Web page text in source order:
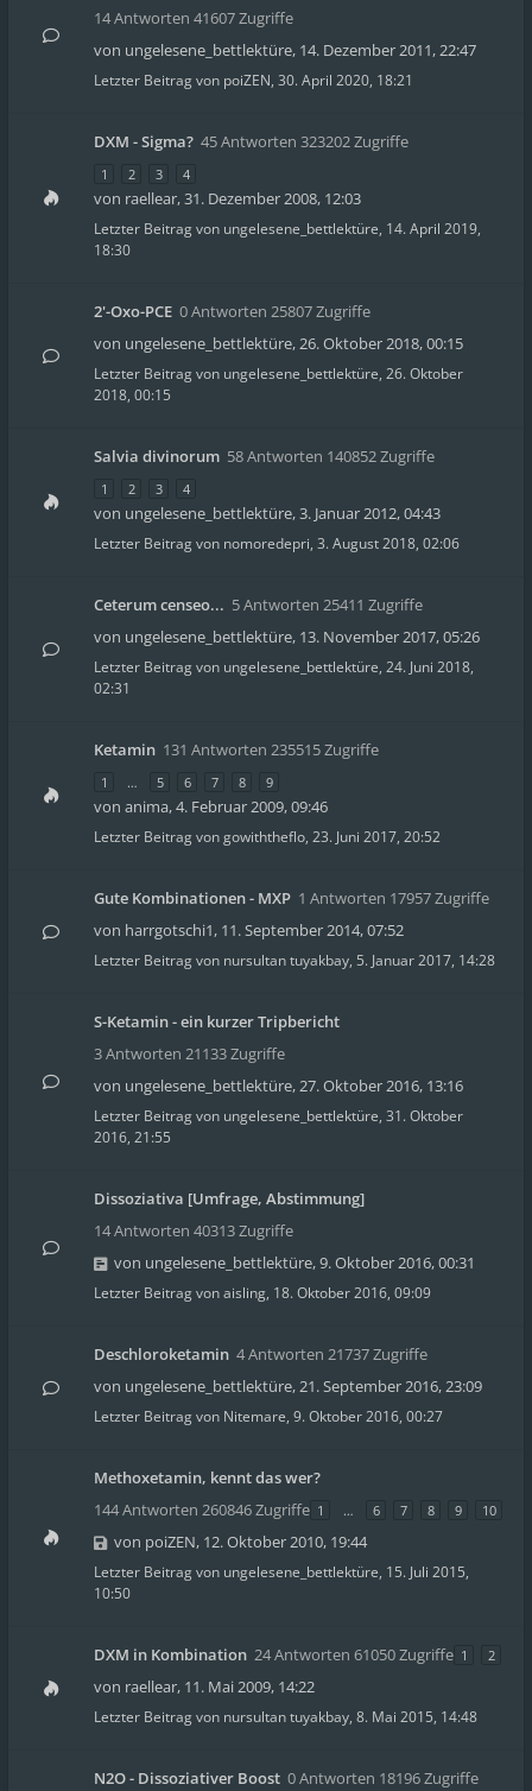
14 Antworten 41607 Zugriffe
von ungelesene_bettlektüre, 14. Dezember 2011, 22:47
Letzter Beitrag von poiZEN, 30. April 2020, 18:21
DXM - Sigma? 45 Antworten 323202 Zugriffe
1 2 3 4
von raellear,31. Dezember 2008, 12:03
Letzter Beitrag von ungelesene_bettlektüre, 14. April 2019,
18:30
2'-Oxo-PCE 0 Antworten 25807 Zugriffe
von ungelesene_bettlektüre,26. Oktober 2018, 00:15
Letzter Beitrag von ungelesene_bettlektüre, 26. Oktober
2018, 00:15
Salvia divinorum 58 Antworten 140852 Zugriffe
1 2 3 4
von ungelesene_bettlektüre,3. Januar 2012, 04:43
Letzter Beitrag von nomoredepri, 3. August 2018, 02:06
Ceterum censeo... 5 Antworten 25411 Zugriffe
von ungelesene_bettlektüre, 13. November 2017, 05:26
Letzter Beitrag von ungelesene_bettlektüre, 24. Juni 2018,
02:31
Ketamin 131 Antworten 235515 Zugriffe
1 … 5 6 7 8 9
von anima,4. Februar 2009, 09:46
Letzter Beitrag vongowiththeflo, 23. Juni 2017, 20:52
Gute Kombinationen - MXP 1 Antworten 17957 Zugriffe
von harrgotschi1, 11. September 2014, 07:52
Letzter Beitrag von nursultan tuyakbay, 5. Januar 2017, 14:28
S-Ketamin - ein kurzer Tripbericht
3 Antworten 21133 Zugriffe
von ungelesene_bettlektüre,27. Oktober 2016, 13:16
Letzter Beitrag von ungelesene_bettlektüre, 31. Oktober
2016, 21:55
Dissoziativa [Umfrage, Abstimmung]
14 Antworten 40313 Zugriffe
von ungelesene_bettlektüre,9. Oktober 2016, 00:31
Letzter Beitrag vonaisling, 18. Oktober 2016, 09:09
Deschloroketamin 4 Antworten 21737 Zugriffe
von ungelesene_bettlektüre,21. September 2016, 23:09
Letzter Beitrag von Nitemare, 9. Oktober 2016, 00:27
Methoxetamin, kennt das wer?
144 Antworten 260846 Zugriffe 1 … 6 7 8 9 10
von poiZEN, 12. Oktober 2010, 19:44
Letzter Beitrag von ungelesene_bettlektüre, 15. Juli 2015,
10:50
DXM in Kombination 24 Antworten 61050 Zugriffe 1 2
von raellear, 11. Mai 2009, 14:22
Letzter Beitrag von nursultan tuyakbay, 8. Mai 2015, 14:48
N2O - Dissoziativer Boost 0 Antworten 18196 Zugriffe